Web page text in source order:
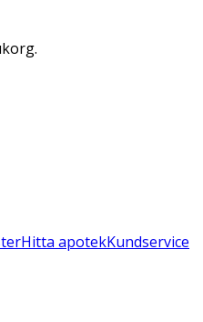
Hitta apotekKundservice